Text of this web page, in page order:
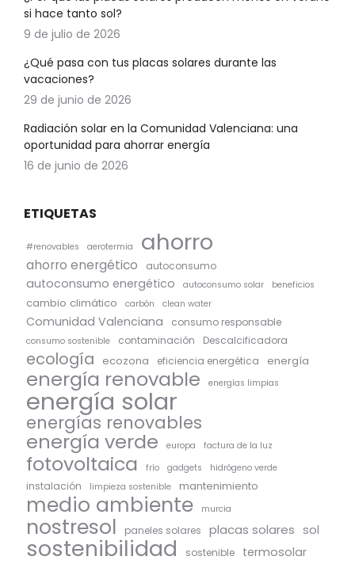
si hace tanto sol?
9 de julio de 2026
¿Qué pasa con tus placas solares durante las
vacaciones?
29 de junio de 2026
Radiación solar en la Comunidad Valenciana: una
oportunidad para ahorrar energía
16 de junio de 2026
ETIQUETAS
#renovables aerotermia ahorro
ahorro energético autoconsumo
autoconsumo energético autoconsumo solar beneficios
cambio climático carbón clean water
Comunidad Valenciana consumo responsable
consumo sostenible contaminación Descalcificadora
ecología ecozona eficiencia energética energía
energía renovable energías limpias
energía solar
energías renovables
energía verde europa factura de la luz
fotovoltaica frío gadgets hidrógeno verde
instalación limpieza sostenible mantenimiento
medio ambiente murcia
nostresol paneles solares placas solares sol
sostenibilidad sostenible termosolar